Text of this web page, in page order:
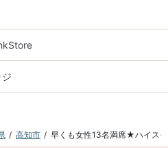
高知市 早くも女性13名満席★ハイス